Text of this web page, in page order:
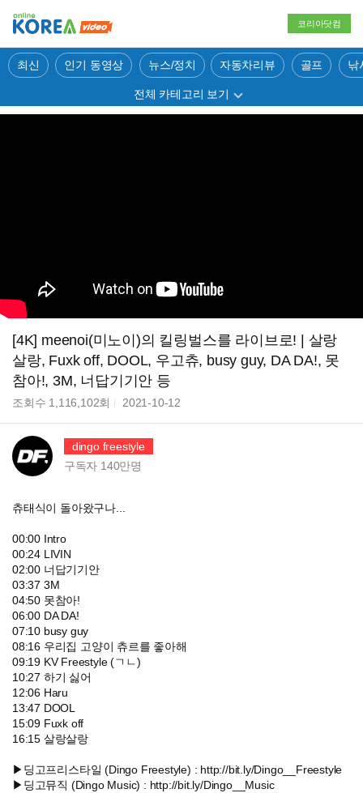
코리아닷컴
최신 인기 동영상 뉴스/정치 자동차리뷰 골프 낚
전체 카테고리 보기
[4K] meenoi(미노이)의 킬링벌스를 라이브로! | 살랑
살랑, Fuxk off, DOOL, 우고츄, busy guy, DA DA!, 못
참아!, 3M, 너답기기안 등
조회수 1,116,102회 2021-10-12
dingo freestyle
구독자 140만명
츄태식이 돌아왔구나...
00:00 Intro
00:24 LIVIN
02:00 너답기기안
03:37 3M
04:50 못참아!
06:00 DA DA!
07:10 busy guy
08:16 우리집 고양이 츄르를 좋아해
09:19 KV Freestyle (ㄱㄴ)
10:27 하기 싫어
12:06 Haru
13:47 DOOL
15:09 Fuxk off
16:15 살랑살랑
▶딩고프리스타일 (Dingo Freestyle) : http://bit.ly/Dingo__Freestyle
▶딩고뮤직 (Dingo Music) : http://bit.ly/Dingo__Music